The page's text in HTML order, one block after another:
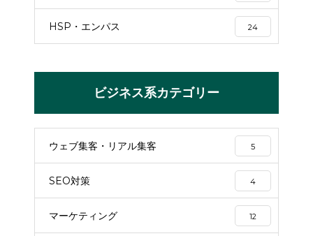
HSP・エンパス 24
ビジネス系カテゴリー
ウェブ集客・リアル集客 5
SEO対策 4
マーケティング 12